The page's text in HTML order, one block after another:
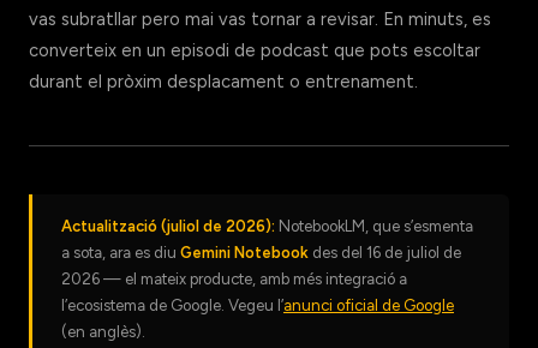
vas subratllar pero mai vas tornar a revisar. En minuts, es
converteix en un episodi de podcast que pots escoltar
durant el pròxim desplacament o entrenament.
Actualització (juliol de 2026): NotebookLM, que s’esmenta
a sota, ara es diu Gemini Notebook des del 16 de juliol de
2026 — el mateix producte, amb més integració a
l’ecosistema de Google. Vegeu l’anunci oficial de Google
(en anglès).